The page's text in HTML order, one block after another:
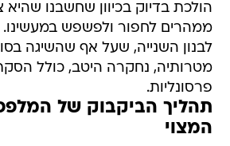
הולכת בדיוק בכיוון שחשבנו שהיא
ממהרים לחפור ולפשפש
לבנון השנייה, שעל אף שהשיגה
מטרותיה, נחקרה היטב, כולל
פרסונליות.
תהליך הביקבוק של
המצוי